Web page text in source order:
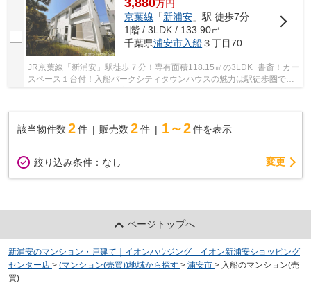
3,880万円
京葉線 「新浦安 」駅 徒歩7分
1階 / 3LDK / 133.90㎡
千葉県浦安市入船３丁目70
JR京葉線「新浦安」駅徒歩７分！専有面積118.15㎡の3LDK+書斎！カー
スペース１台付！入船パークシティタウンハウスの魅力は駅徒歩圏であ
該当物件数 2件 販売数 2 件 1～2 件を表示
絞り込み条件： なし 変更
ページトップへ
新浦安のマンション・戸建て｜イオンハウジング イオン新浦安ショッピング
センター店 > (マンション(売買))地域から探す > 浦安市 > 入船のマンション(売
買)